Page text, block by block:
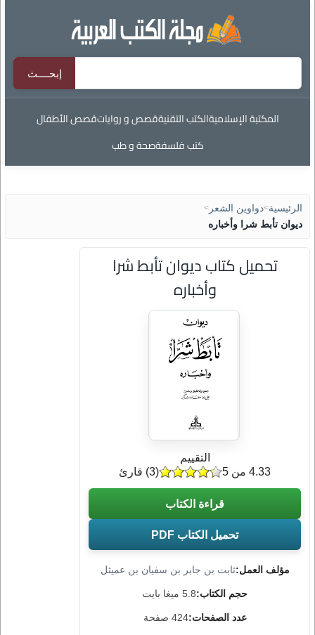
المكتبة الإسلاميةالكتب التقنيةقصص و رواياتقصص الأطفال
كتب فلسفةصحة و طب
الرئيسية>دواوين الشعر >
ديوان تأبط شرا وأخباره
تحميل كتاب ديوان تأبط شرا
وأخباره
مؤلف العمل:ثابت بن جابر بن سفيان بن عميثل
حجم الكتاب:5.8 ميغا بايت
عدد الصفحات:424 صفحة
التقييم
(
3) قارئ 4.33 من 5
قراءة الكتاب
تحميل الكتاب PDF